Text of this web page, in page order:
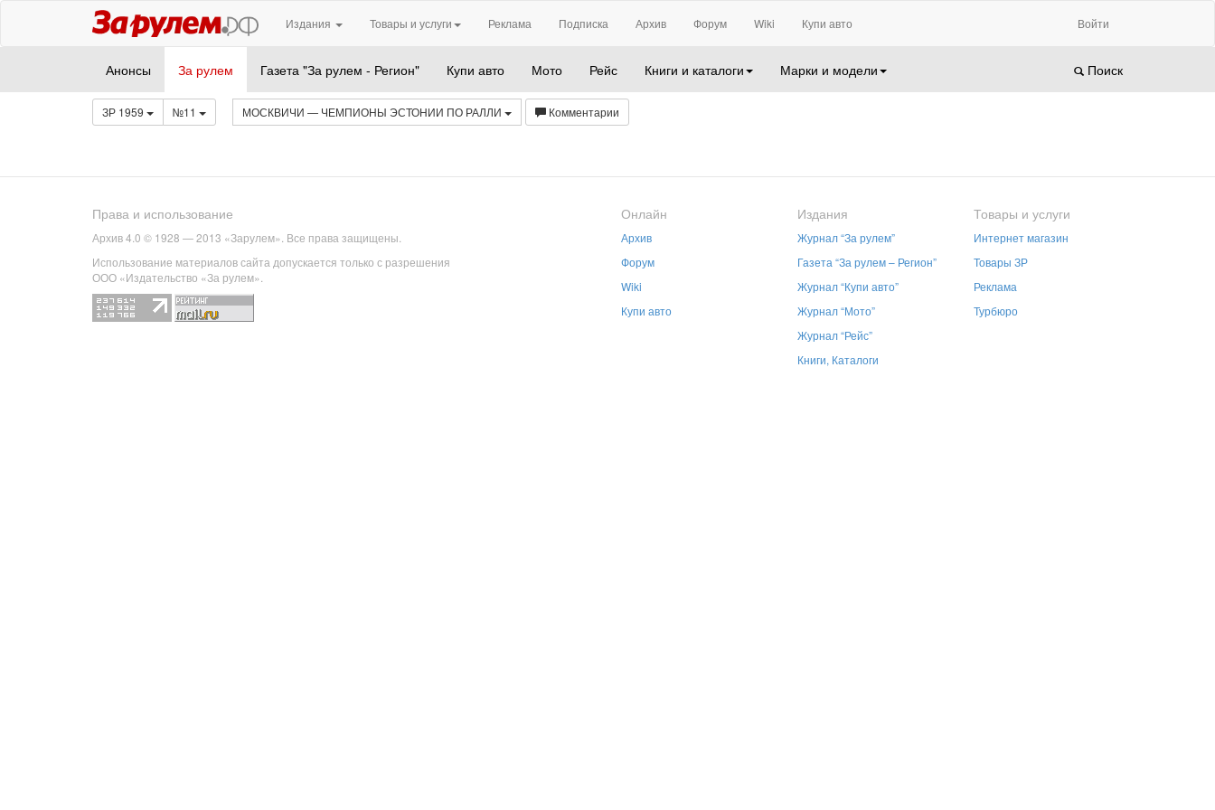
Издания Товары и услуги Реклама Подписка Архив Форум Wiki Купи авто Войти
Анонсы За рулем Газета "За рулем - Регион" Купи авто Мото Рейс Книги и каталоги Марки и модели Поиск
ЗР 1959 №11 МОСКВИЧИ — ЧЕМПИОНЫ ЭСТОНИИ ПО РАЛЛИ Комментарии
Права и использование
Архив 4.0 © 1928 — 2013 «Зарулем». Все права защищены.
Использование материалов сайта допускается только с разрешения
ООО «Издательство «За рулем».
Онлайн
Архив
Форум
Wiki
Купи авто
Издания
Журнал “За рулем”
Газета “За рулем – Регион”
Журнал “Купи авто”
Журнал “Мото”
Журнал “Рейс”
Книги, Каталоги
Товары и услуги
Интернет магазин
Товары ЗР
Реклама
Турбюро